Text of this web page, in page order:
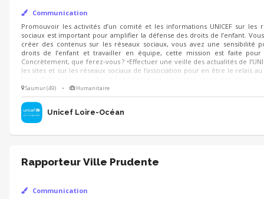
Communication
Promouvoir les activités d’un comité et les informations UNICEF sur les
pour amplifier la défense des droits de l’enfant. Vous aimez créer des
sociaux, vous avez une sensibilité pour les droits de l’enfant et travailler
faite pour vous ! Concrètement, que ferez-vous ? •Effectuer une veille des
les sites et sur les réseaux sociaux de l’association pour en être le relais
avec des bénévoles pour connaitre leurs activités et décider ensemble ce
Saumur (49) • Humanitaire
Unicef Loire-Océan
Rapporteur Ville Prudente
Communication